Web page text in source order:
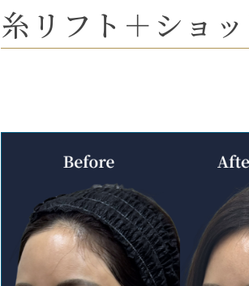
糸リフト＋ショ